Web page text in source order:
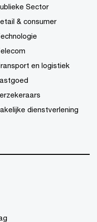
Sector
& consumer
en logistiek
dienstverlening